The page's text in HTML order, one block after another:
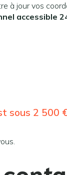
à jour vos
accessible
sous 2 500